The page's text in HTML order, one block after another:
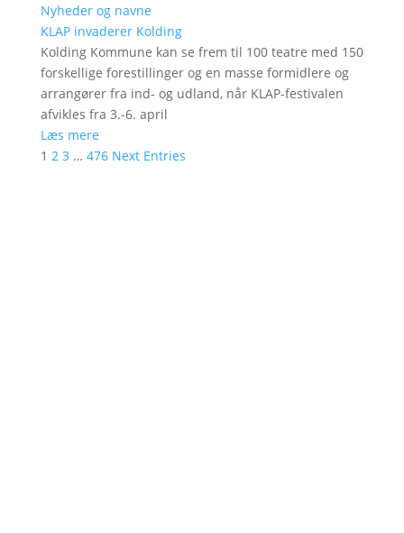
Nyheder og navne
KLAP invaderer Kolding
Kolding Kommune kan se frem til 100 teatre med 150
forskellige forestillinger og en masse formidlere og
arrangører fra ind- og udland, når KLAP-festivalen
afvikles fra 3.-6. april
Læs mere
1 2 3 … 476 Next Entries